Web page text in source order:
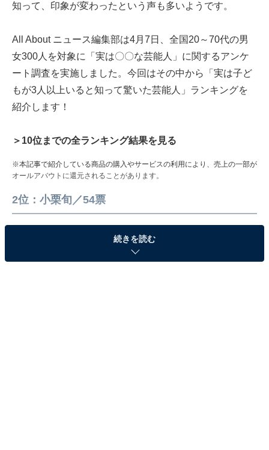
知って、印象が変わったという声も多いようです。
All About ニュース編集部は4月7日、全国20～70代の男
女300人を対象に「実は〇〇な芸能人」に関するアンケ
ート調査を実施しました。今回はその中から「実は子ど
もが3人以上いると知って驚いた芸能人」ランキングを
紹介します！
＞10位までの全ランキング結果を見る
※本記事で紹介している商品の購入やサービスの利用により、売上の一部が
オールアバウトに還元されることがあります。
2位：小栗旬／54票
続きを読む